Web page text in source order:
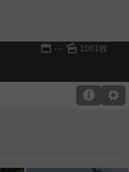
📅 --- 🌄 1061枚
⚙
